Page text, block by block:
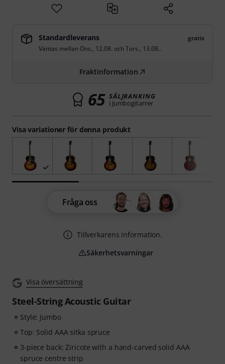
Visa översättning
Steel-String Acoustic Guitar
Style: Jumbo
Top: Solid AAA sitka spruce
3-piece back: Ziricote with a hand-carved solid AAA
spruce centre strip
Visa variationer för denna produkt
Standardleverans
gratis
Väntas mellan Ons., 12.08. ochTors., 13.08..
Fraktinformation
65 SÄLJRANKING
i Jumbogitarrer
Fråga oss
Tillverkarens information.
Säkerhetsvarningar